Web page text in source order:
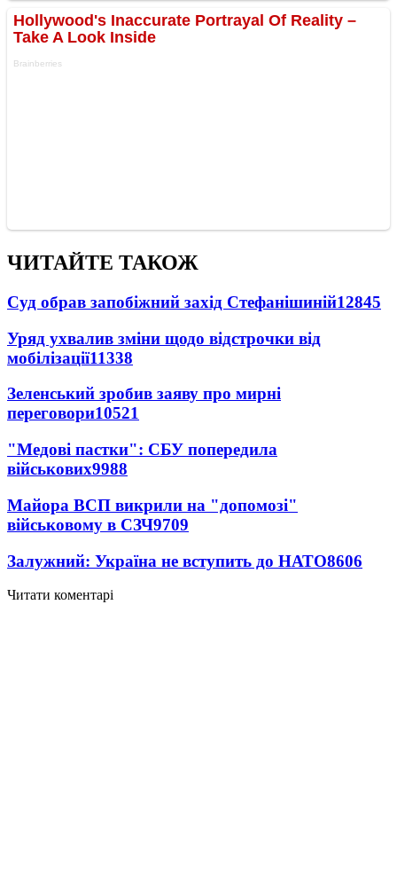
ЧИТАЙТЕ ТАКОЖ
Суд обрав запобіжний захід Стефанішиній12845
Уряд ухвалив зміни щодо відстрочки від
мобілізації11338
Зеленський зробив заяву про мирні
переговори10521
"Медові пастки": СБУ попередила
військових9988
Майора ВСП викрили на "допомозі"
військовому в СЗЧ9709
Залужний: Україна не вступить до НАТО8606
Читати коментарі